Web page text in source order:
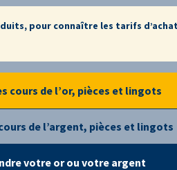
pour connaître les tarifs
cours de l’or, pièces et lingots
de l’argent, pièces et lingots
votre or ou votre argent